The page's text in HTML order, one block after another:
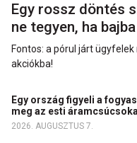
Egy rossz döntés
ne tegyen, ha
Fontos: a pórul járt
akciókba!
Egy ország figyeli a
meg az esti
2026. AUGUSZTUS 7.